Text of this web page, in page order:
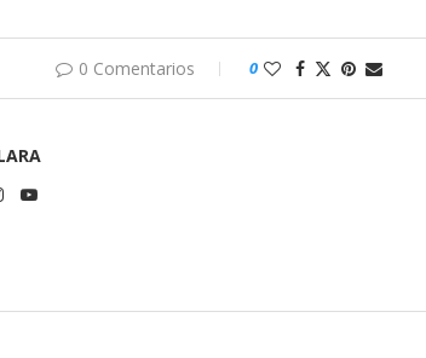
0 Comentarios 0